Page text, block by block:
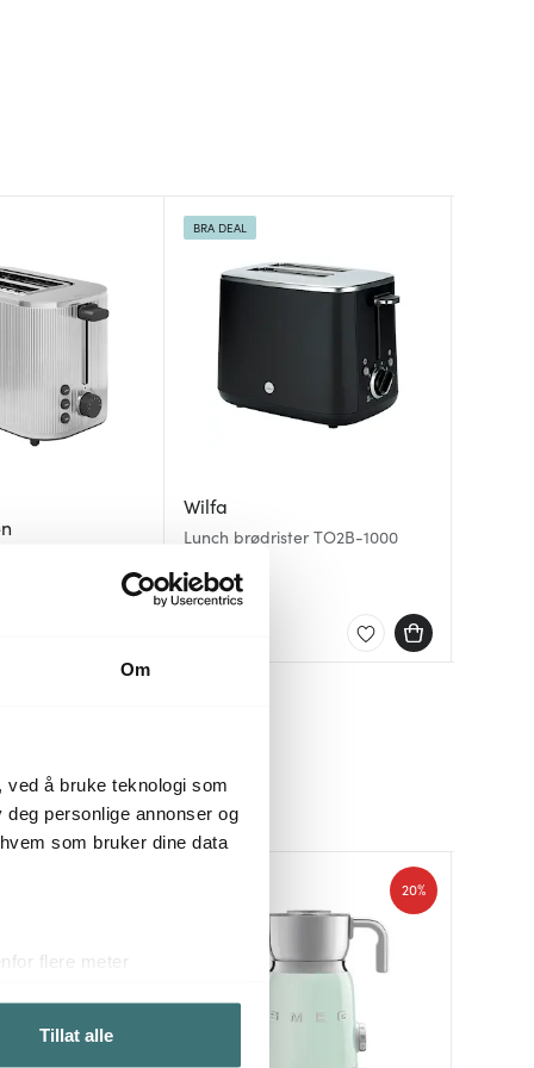
Om
ved å bruke teknologi som
personlige annonser og
som bruker dine data
flere meter
Tillat alle
Wilfa
Lunch brødrister TO2B-1000
699 kr
BRA DEAL
20%